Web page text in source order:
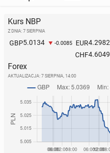
Kurs NBP
Z DNIA: 7 SIERPNIA
GBP5.0134 -0.0085 EUR4.2982
CHF4.6049
Forex
AKTUALIZACJA: 7 SIERPNIA, 14:00